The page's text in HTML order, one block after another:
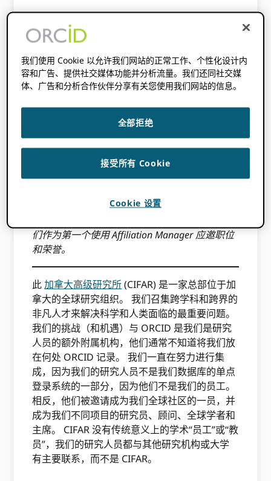
2021 年 12 月 14 日BY黛比·布勒
ORCID“ Affiliation Manager 以独特的方式使不同
的组织及其研究人员受益。 这 Affiliation
Manager 允许我们的联盟成员组织管理以下数
教育与资格,
受邀的职位和荣誉，以及
会员和服务
在他们的研究人员的记录中。 我们邀请了加拿大
们作为第一个使用 Affiliation Manager 应邀职位
和荣誉。
此加拿大高级研究所(CIFAR) 是一家总部位于加
拿大的全球研究组织。 我们召集跨学科和跨界的
非凡人才来解决科学和人类面临的最重要问题。
我们的挑战（和机遇）与 ORCID 是我们是研究
人员的额外附属机构，他们通常不知道将我们放
在何处 ORCID 记录。 我们一直在努力进行集
成，因为我们的研究人员不是我们数据库的单点
登录系统的一部分，因为他们不是我们的员工。
相反，他们被邀请成为我们全球社区的一员，并
成为我们不同项目的研究员、顾问、全球学者和
主席。 CIFAR 没有传统意义上的学术“员工”或“教
员”，我们的研究人员都与其他研究机构或大学
有主要联系，而不是 CIFAR。
我们使用 Cookie 以允许我们网站的正常工作、个性化设计内
容和广告、提供社交媒体功能并分析流量。我们还同社交媒
体、广告和分析合作伙伴分享有关您使用我们网站的信息。
全部拒绝
接受所有 Cookie
Cookie 设置